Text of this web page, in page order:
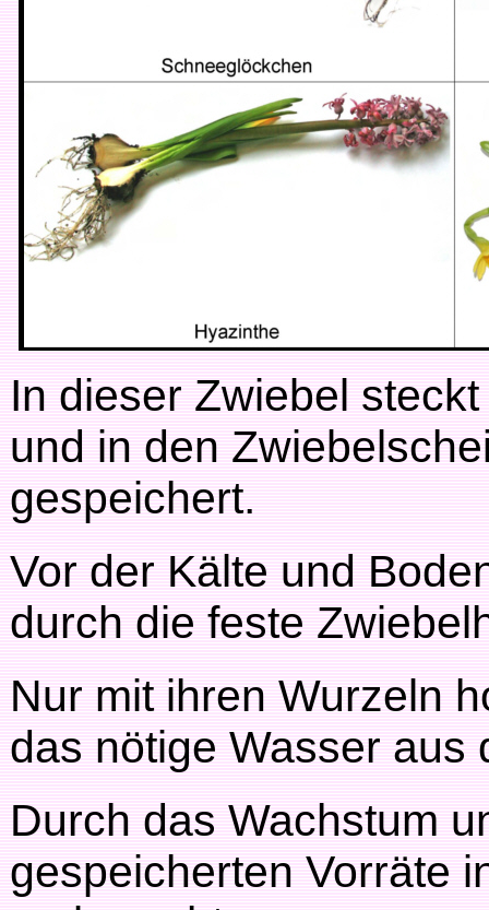
In dieser Zwiebel
und in den
gespeichert.
Vor der Kälte und
durch die feste
Nur mit ihren Wurzeln
das nötige Wasser aus
Durch das Wachstum
gespeicherten Vorräte